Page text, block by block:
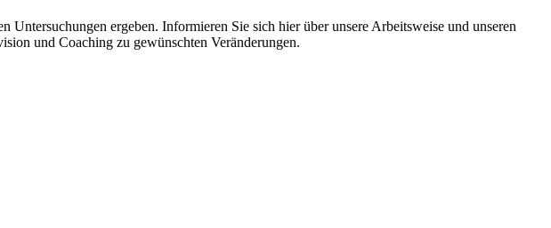
ergeben. Informieren Sie sich hier über unsere Arbeitsweise und unseren
und Coaching zu gewünschten Veränderungen.